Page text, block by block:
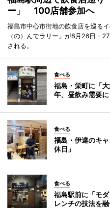
ー」 100店舗参加へ
福島市中心市街地の飲食店を巡る
（の）んでラリー」が8月26日・
される。
食べる
福島・栄町に「
年、昼飲み需要
食べる
福島・伊達のキ
休日」
食べる
福島駅前に「モ
レンチの技法を